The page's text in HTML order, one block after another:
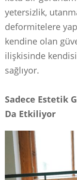
yetersizlik,
deformitelere
kendine olan
ilişkisinde
sağlıyor.
Sadece Estetik
Da Etkiliyor